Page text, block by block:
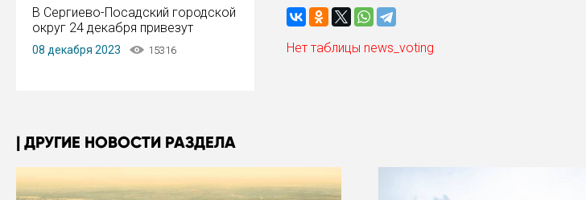
В Сергиево-Посадский городской
округ 24 декабря привезут
ледовый тур «Чемпионы»
заслуженного мастера спорта,
08 декабря 2023 15316 Нет таблицы news_voting
ДРУГИЕ НОВОСТИ РАЗДЕЛА